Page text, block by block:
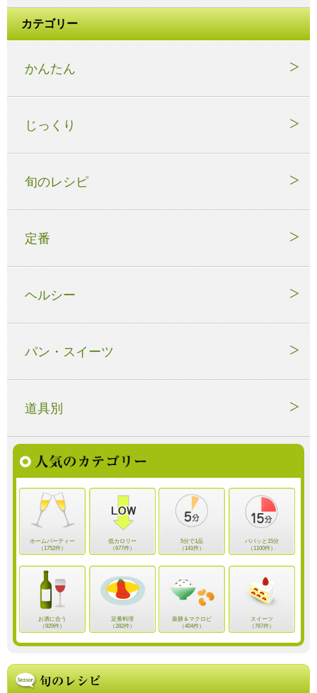
カテゴリー
かんたん
じっくり
旬のレシピ
定番
ヘルシー
パン・スイーツ
道具別
ホームパーティー
（1752件）
低カロリー
（677件）
5分で1品
（141件）
パパッと15分
（1100件）
お酒に合う
（929件）
定番料理
（282件）
薬膳＆マクロビ
（404件）
スイーツ
（767件）